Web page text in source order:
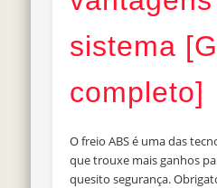
sistema
completo]
O freio ABS é uma das
que trouxe mais ganhos
quesito segurança.